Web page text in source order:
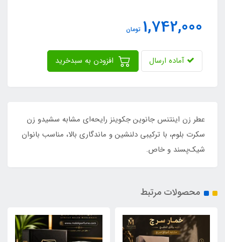
1,742,000 تومان
آماده ارسال
عطر زن اینتنس جانوین جکوینز رایحه‌ای مشابه سشیدو زن
سکرت بلوم، با ترکیبی دلنشین و ماندگاری بالا، مناسب بانوان
شیک‌پسند و خاص.
محصولات مرتبط